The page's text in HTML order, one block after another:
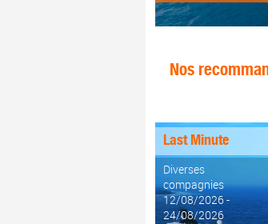
Nos
Last Minute
Diverses
compagnies
12/08/2026 -
24/08/2026